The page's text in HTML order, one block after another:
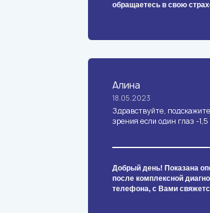
обращаетесь в свою
Алина
18.05.2023
Здравствуйте,
зрения если один глаз -
Добрый день! Показана
после комплексной
телефона, с Вами